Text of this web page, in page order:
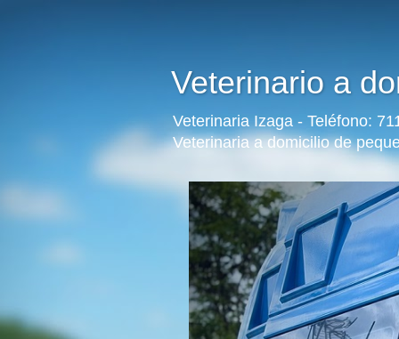
Veterinario a
Veterinaria Izaga - Teléfono:
Veterinaria a domicilio de